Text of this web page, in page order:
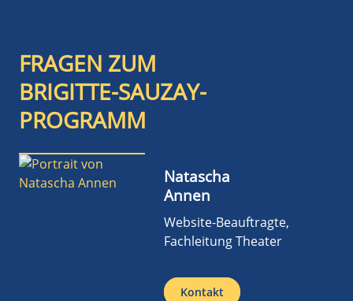
FRAGEN ZUM
BRIGITTE-SAUZAY-
PROGRAMM
Natascha
Annen
Website-Beauftragte,
Fachleitung Theater
Kontakt